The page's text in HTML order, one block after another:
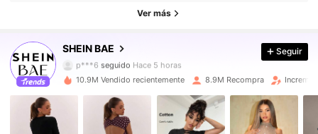
Ver más
SHEIN BAE
2.7M Seguidores
4.91
p***6 seguido Hace 5 horas
4.91
2.7M Seguidores
Seguir
10.9M Vendido recientemente 8.9M Recompra